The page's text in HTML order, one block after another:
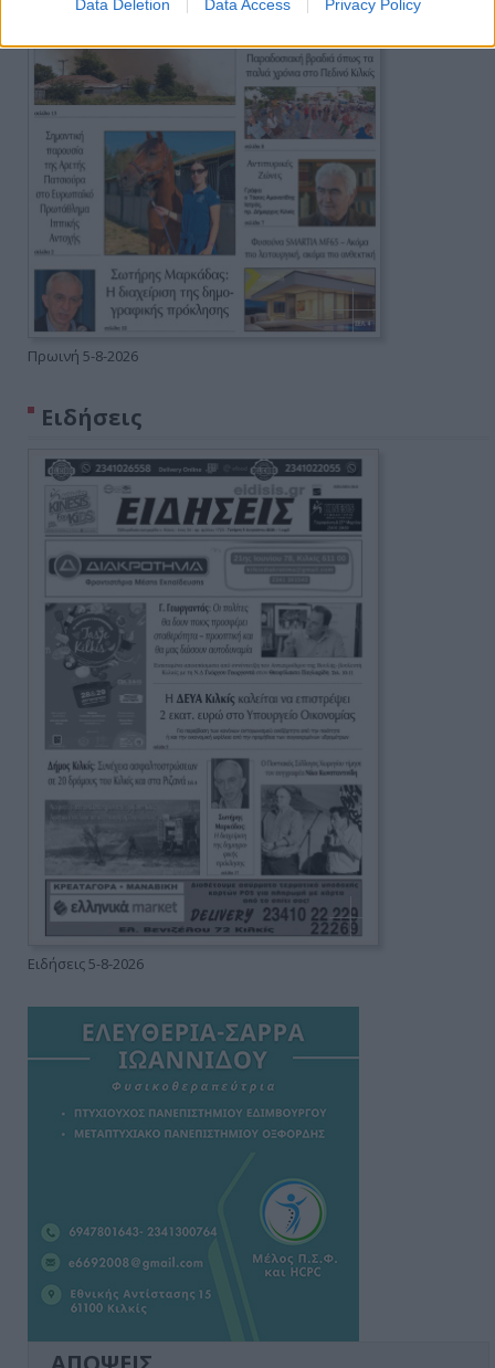
Data Deletion Data Access Privacy Policy
Πρωινή 5-8-2026
Ειδήσεις
Ειδήσεις 5-8-2026